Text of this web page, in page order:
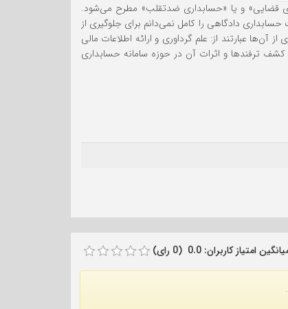
قضایی» و یا «حسابداری ضدتقلب» مطرح می‌شود.
دادگاهی را کامل نمی‌دانم برای جلوگیری از
عبارتند از: علم گرداوری و ارائه اطلاعات مالی
کشف ترفندها و اثرات آن در حوزه سامانه حسابداری
امتیاز کاربران: 0.0 (0 رای)